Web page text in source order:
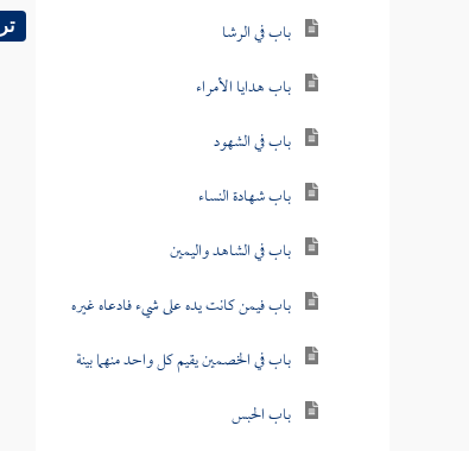
باب في الرشا
باب هدايا الأمراء
باب في الشهود
باب شهادة النساء
باب في الشاهد واليمين
باب فيمن كانت يده على شيء فادعاه غيره
باب في الخصمين يقيم كل واحد منهما بينة
باب الحبس